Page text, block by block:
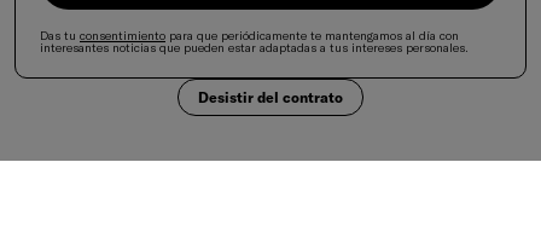
Das tu consentimiento para que periódicamente te mantengamos al día con
interesantes noticias que pueden estar adaptadas a tus intereses personales.
Desistir del contrato